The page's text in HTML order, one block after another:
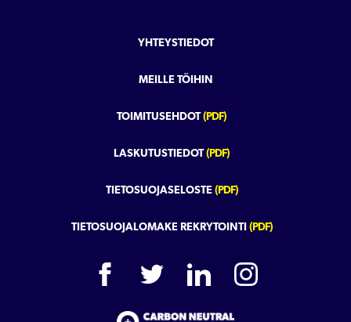
YHTEYSTIEDOT
MEILLE TÖIHIN
TOIMITUSEHDOT(PDF)
LASKUTUSTIEDOT(PDF)
TIETOSUOJASELOSTE (PDF)
TIETOSUOJALOMAKE REKRYTOINTI (PDF)